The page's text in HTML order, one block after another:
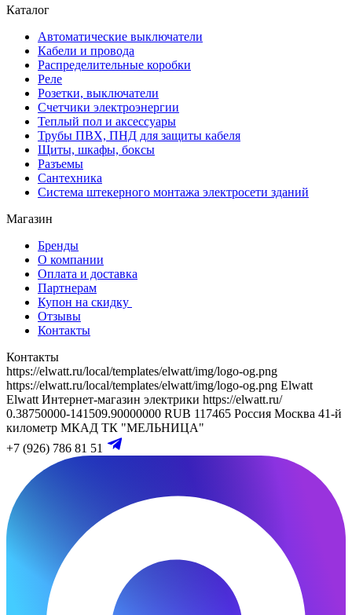
Каталог
Автоматические выключатели
Кабели и провода
Распределительные коробки
Реле
Розетки, выключатели
Счетчики электроэнергии
Теплый пол и аксессуары
Трубы ПВХ, ПНД для защиты кабеля
Щиты, шкафы, боксы
Разъемы
Сантехника
Система штекерного монтажа электросети зданий
Магазин
Бренды
О компании
Оплата и доставка
Партнерам
Купон на скидку
Отзывы
Контакты
Контакты
https://elwatt.ru/local/templates/elwatt/img/logo-og.png
https://elwatt.ru/local/templates/elwatt/img/logo-og.png Elwatt
Elwatt Интернет-магазин электрики https://elwatt.ru/
0.38750000-141509.90000000 RUB 117465 Россия Москва 41-й
километр МКАД ТК "МЕЛЬНИЦА"
+7 (926) 786 81 51